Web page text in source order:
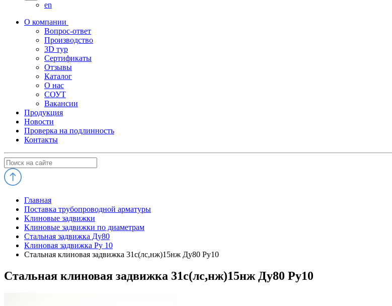
en
О компании
Вопрос-ответ
Производство
3D тур
Сертификаты
Отзывы
Каталог
О нас
СОУТ
Вакансии
Продукция
Новости
Проверка на подлинность
Контакты
Главная
Поставка трубопроводной арматуры
Клиновые задвижки
Клиновые задвижки по диаметрам
Стальная задвижка Ду80
Клиновая задвижка Ру 10
Стальная клиновая задвижка 31с(лс,нж)15нж Ду80 Ру10
Стальная клиновая задвижка 31с(лс,нж)15нж Ду80 Ру10